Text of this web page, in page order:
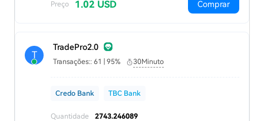
Preço 1.02 USD Comprar
T
TradePro2.0
Transações:: 61 | 95% 30Minuto
Credo Bank TBC Bank
Quantidade
2743.246089